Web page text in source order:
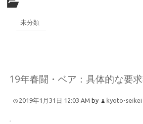
未分類
19年春闘・ベア：具体的な要
2019年1月31日 12:03 AM by kyoto-seikei
.